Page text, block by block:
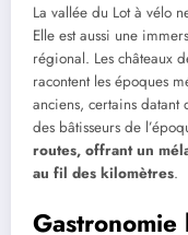
La vallée du Lot à vélo
Elle est aussi une
régional. Les châteaux
racontent les époques
anciens, certains datant
des bâtisseurs de
routes, offrant un
au fil des kilomètres.
Gastronomie